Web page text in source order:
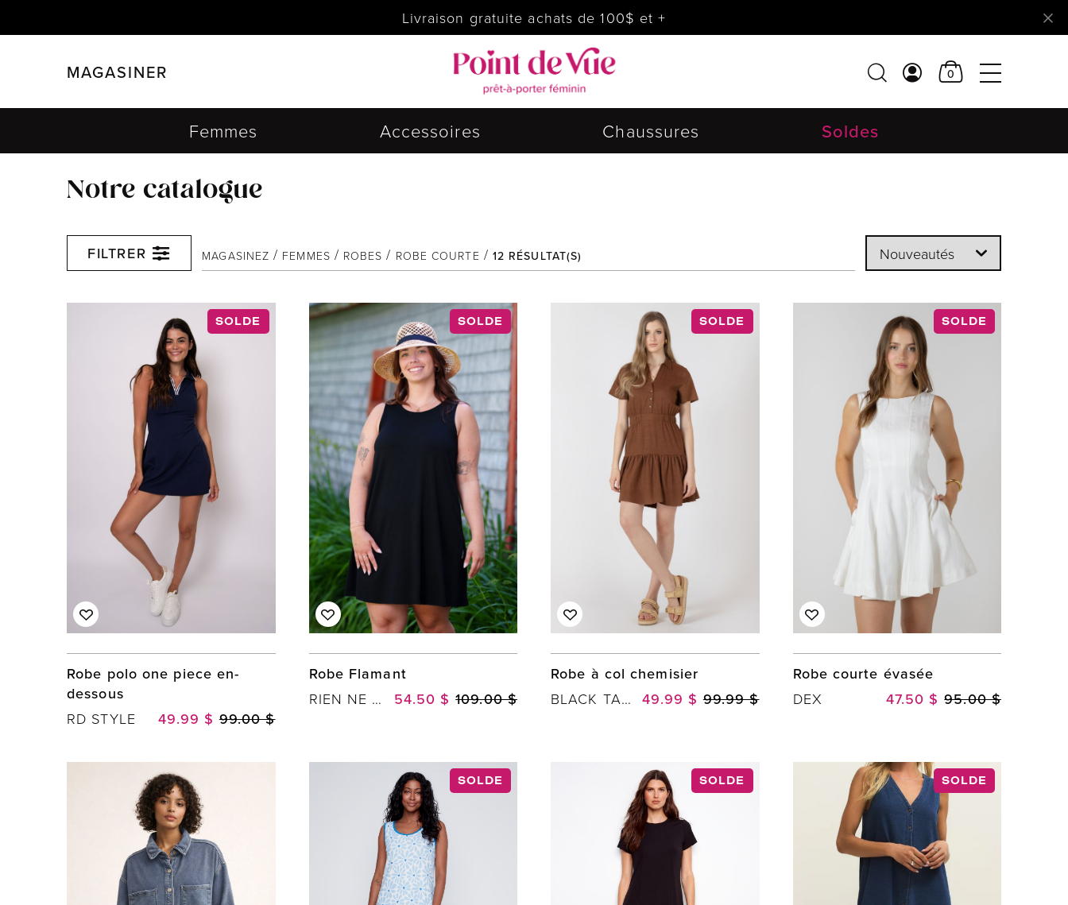
Livraison gratuite achats de 100$ et +
MAGASINER
FILTRER
0
Femmes Accessoires Chaussures Soldes
Notre catalogue
FILTRER MAGASINEZ FEMMES ROBES ROBE COURTE 12 RÉSULTAT(S)
SOLDE
Robe polo one piece en-
dessous
RD STYLE 49.99 $ 99.00 $
SOLDE
Robe Flamant
RIEN NE SE PERD, TOUT SE CRÉE 54.50 $ 109.00 $
SOLDE
Robe à col chemisier
BLACK TAPE 49.99 $ 99.99 $
SOLDE
Robe courte évasée
DEX 47.50 $ 95.00 $
SOLDE SOLDE SOLDE